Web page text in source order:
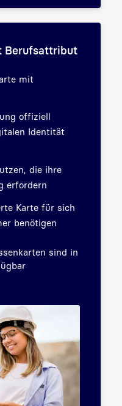
Berufsattribut
mit
offiziell
Identität
die ihre
erfordern
Karte für sich
benötigen
sind in